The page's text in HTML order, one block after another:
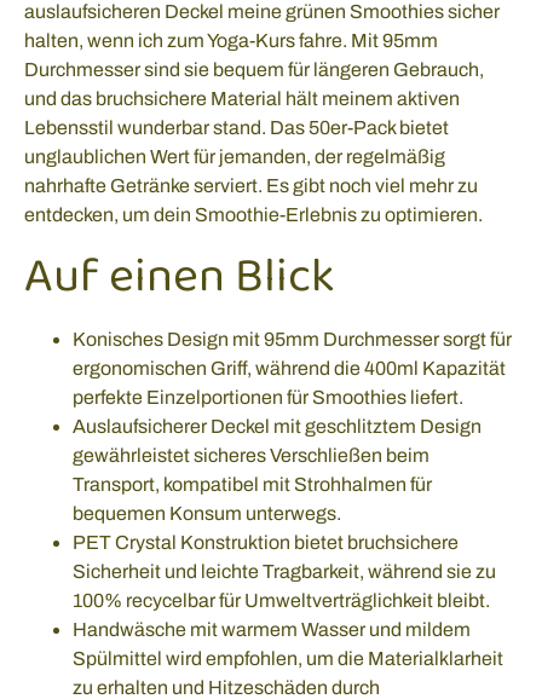
auslaufsicheren Deckel meine grünen Smoothies sicher
halten, wenn ich zum Yoga-Kurs fahre. Mit 95mm
Durchmesser sind sie bequem für längeren Gebrauch,
und das bruchsichere Material hält meinem aktiven
Lebensstil wunderbar stand. Das 50er-Pack bietet
unglaublichen Wert für jemanden, der regelmäßig
nahrhafte Getränke serviert. Es gibt noch viel mehr zu
entdecken, um dein Smoothie-Erlebnis zu optimieren.
Auf einen Blick
Konisches Design mit 95mm Durchmesser sorgt für
ergonomischen Griff, während die 400ml Kapazität
perfekte Einzelportionen für Smoothies liefert.
Auslaufsicherer Deckel mit geschlitztem Design
gewährleistet sicheres Verschließen beim
Transport, kompatibel mit Strohhalmen für
bequemen Konsum unterwegs.
PET Crystal Konstruktion bietet bruchsichere
Sicherheit und leichte Tragbarkeit, während sie zu
100% recycelbar für Umweltverträglichkeit bleibt.
Handwäsche mit warmem Wasser und mildem
Spülmittel wird empfohlen, um die Materialklarheit
zu erhalten und Hitzeschäden durch